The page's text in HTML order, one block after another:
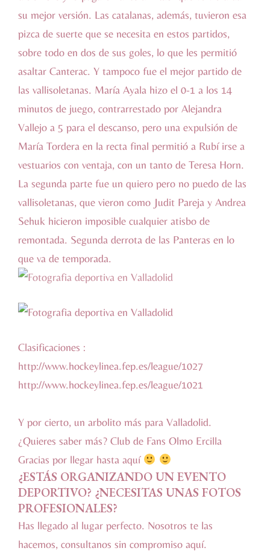
su mejor versión. Las catalanas, además, tuvieron esa
pizca de suerte que se necesita en estos partidos,
sobre todo en dos de sus goles, lo que les permitió
asaltar Canterac. Y tampoco fue el mejor partido de
las vallisoletanas. María Ayala hizo el 0-1 a los 14
minutos de juego, contrarrestado por Alejandra
Vallejo a 5 para el descanso, pero una expulsión de
María Tordera en la recta final permitió a Rubí irse a
vestuarios con ventaja, con un tanto de Teresa Horn.
La segunda parte fue un quiero pero no puedo de las
vallisoletanas, que vieron como Judit Pareja y Andrea
Sehuk hicieron imposible cualquier atisbo de
remontada. Segunda derrota de las Panteras en lo
que va de temporada.
Clasificaciones :
http://www.hockeylinea.fep.es/league/1027
http://www.hockeylinea.fep.es/league/1021
Y por cierto, un arbolito más para Valladolid.
¿Quieres saber más? Club de Fans Olmo Ercilla
Gracias por llegar hasta aquí
¿ESTÁS ORGANIZANDO UN EVENTO
DEPORTIVO? ¿NECESITAS UNAS FOTOS
PROFESIONALES?
Has llegado al lugar perfecto. Nosotros te las
hacemos, consultanos sin compromiso aquí.